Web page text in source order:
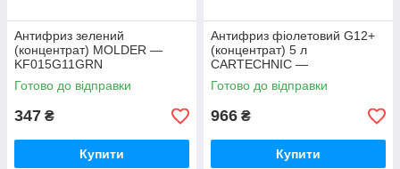
Антифриз зелений
(концентрат) MOLDER —
KF015G11GRN
Готово до відправки
347 ₴
Купити
Антифриз фіолетовий G12+
(концентрат) 5 л
CARTECHNIC —
CART999CT12PLUS5L
Готово до відправки
966 ₴
Купити